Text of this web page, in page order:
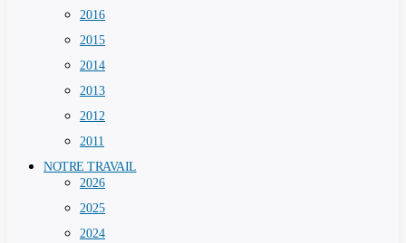
2016
2015
2014
2013
2012
2011
NOTRE TRAVAIL
2026
2025
2024